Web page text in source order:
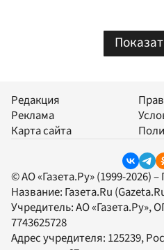
Редакция
Реклама
Карта сайта
© АО «Газета.Ру» (1999-2026)
Название: Газета.Ru
Учредитель:АО «Газета.Ру»,
7743625728
Адрес учредителя: 125239,